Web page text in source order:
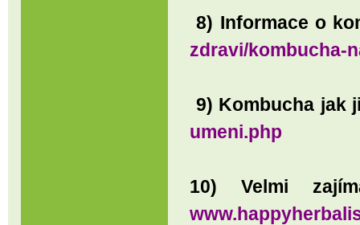
8) Informace o
zdravi/kombucha-
9) Kombucha jak
umeni.php
10) Velmi